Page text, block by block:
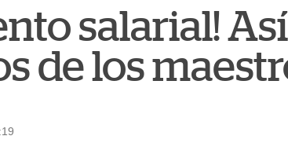
salarial!
de los